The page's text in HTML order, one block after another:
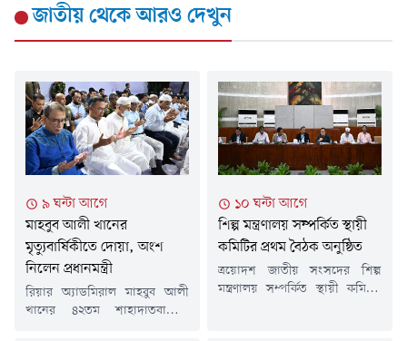
জাতীয়থেকে আরও দেখুন
৯ ঘন্টা আগে
মাহবুব আলী খানের
মৃত্যুবার্ষিকীতে দোয়া, অংশ
নিলেন প্রধানমন্ত্রী
রিয়ার অ্যাডমিরাল মাহবুব আলী
খানের ৪২তম শাহাদাতবার্ষিকী
১০ ঘন্টা আগে
শিল্প মন্ত্রণালয় সম্পর্কিত স্থায়ী
কমিটির প্রথম বৈঠক অনুষ্ঠিত
ত্রয়োদশ জাতীয় সংসদের শিল্প
মন্ত্রণালয় সম্পর্কিত স্থায়ী কমিটির